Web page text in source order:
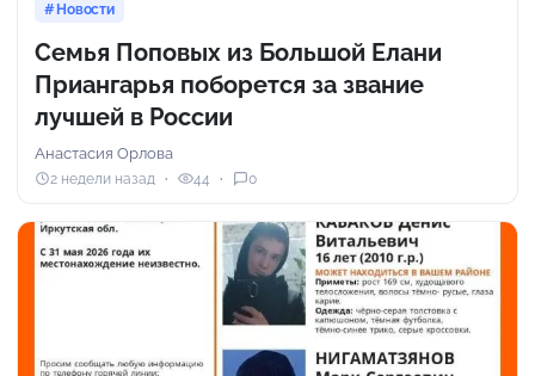
Новости
Семья Поповых из Большой Елани
Приангарья поборется за звание
лучшей в России
Анастасия Орлова
2 недели назад 44 0